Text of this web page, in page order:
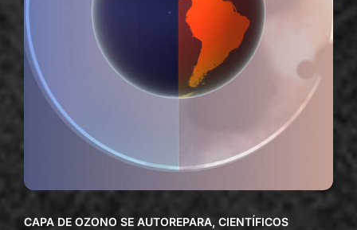
CAPA DE OZONO SE AUTOREPARA, CIENTÍFICOS